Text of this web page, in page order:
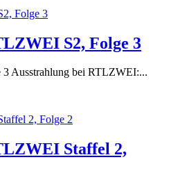
S2, Folge 3
Ausstrahlung bei RTLZWEI:...
Staffel 2,